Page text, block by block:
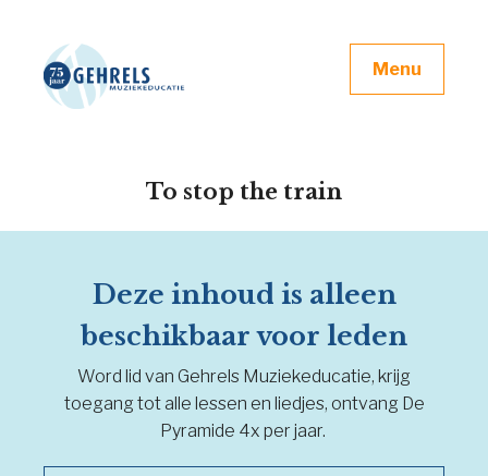
Menu
To stop the train
Deze inhoud is alleen
beschikbaar voor leden
Word lid van Gehrels Muziekeducatie, krijg
toegang tot alle lessen en liedjes, ontvang De
Pyramide 4x per jaar.